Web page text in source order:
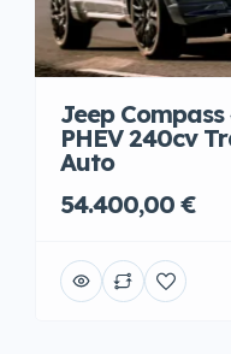
Jeep Compass
PHEV 240cv
Auto
54.400,00 €